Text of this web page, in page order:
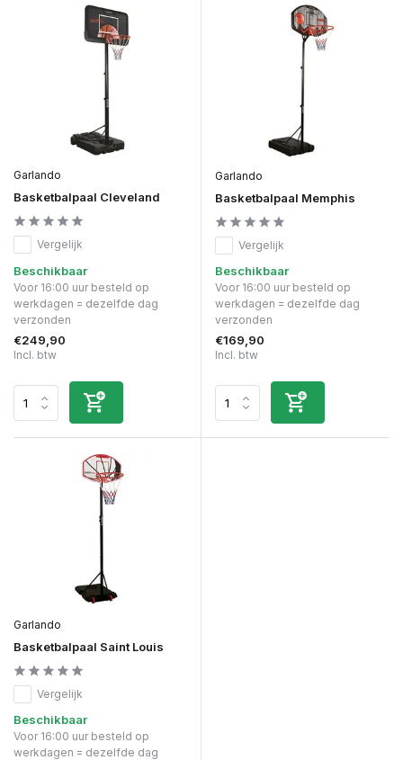
Garlando
Basketbalpaal Cleveland
Vergelijk
Beschikbaar
Voor 16:00 uur besteld op
werkdagen = dezelfde dag
verzonden
€249,90
Incl. btw
Garlando
Basketbalpaal Memphis
Vergelijk
Beschikbaar
Voor 16:00 uur besteld op
werkdagen = dezelfde dag
verzonden
€169,90
Incl. btw
Garlando
Basketbalpaal Saint Louis
Vergelijk
Beschikbaar
Voor 16:00 uur besteld op
werkdagen = dezelfde dag